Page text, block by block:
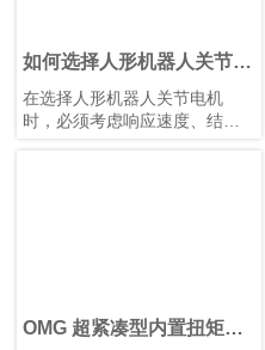
如何选择人形机器人关节电
机？
在选择人形机器人关节电机
时，必须考虑响应速度、结构
OMG 超紧凑型内置扭矩传